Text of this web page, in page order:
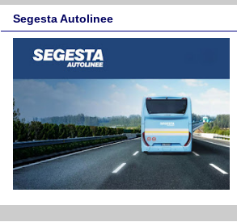
Segesta Autolinee